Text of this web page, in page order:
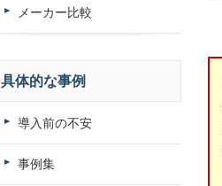
メーカー比較
具体的な事例
導入前の不安
事例集